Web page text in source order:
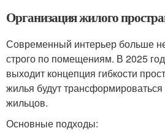
Организация жилого
Современный интерьер больше
строго по помещениям. В 2025
выходит концепция гибкости
жилья будут
жильцов.
Основные подходы: